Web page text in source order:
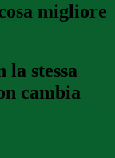
migliore
la stessa
cambia